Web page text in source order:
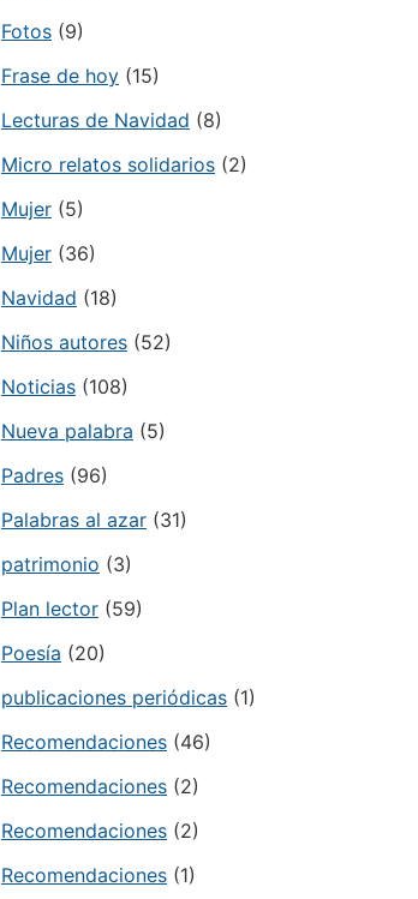
Fotos (9)
Frase de hoy (15)
Lecturas de Navidad (8)
Micro relatos solidarios (2)
Mujer (5)
Mujer (36)
Navidad (18)
Niños autores (52)
Noticias (108)
Nueva palabra (5)
Padres (96)
Palabras al azar (31)
patrimonio (3)
Plan lector (59)
Poesía (20)
publicaciones periódicas (1)
Recomendaciones (46)
Recomendaciones (2)
Recomendaciones (2)
Recomendaciones (1)